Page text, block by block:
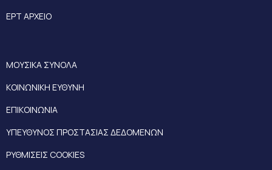
ΕΡΤ ΑΡΧΕΙΟ
ΜΟΥΣΙΚΑ ΣΥΝΟΛΑ
ΚΟΙΝΩΝΙΚΗ ΕΥΘΥΝΗ
ΕΠΙΚΟΙΝΩΝΙΑ
ΥΠΕΥΘΥΝΟΣ ΠΡΟΣΤΑΣΙΑΣ ΔΕΔΟΜΕΝΩΝ
ΡΥΘΜΙΣΕΙΣ COOKIES